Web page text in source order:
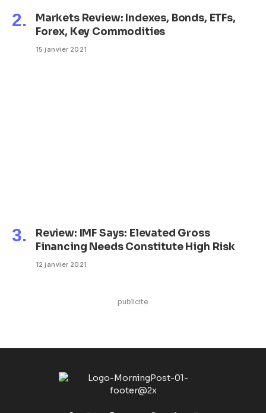
Markets Review: Indexes, Bonds, ETFs,
Forex, Key Commodities
15 janvier 2021
Review: IMF Says: Elevated Gross
Financing Needs Constitute High Risk
12 janvier 2021
publicite